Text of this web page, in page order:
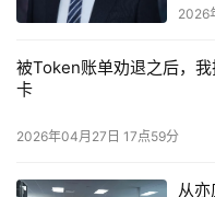
2026
被Token账单劝退之后，
卡
2026年04月27日 17点59分
从